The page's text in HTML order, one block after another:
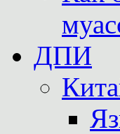
ДПИ